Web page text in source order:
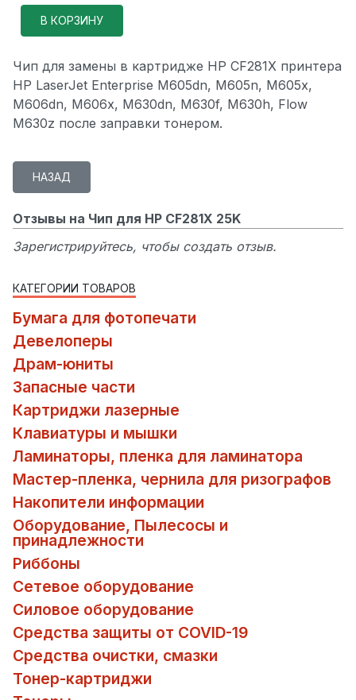
Чип для замены в картридже HP CF281X принтера
HP LaserJet Enterprise M605dn, M605n, M605x,
M606dn, M606x, M630dn, M630f, M630h, Flow
M630z после заправки тонером.
Отзывы на Чип для HP CF281X 25K
Зарегистрируйтесь, чтобы создать отзыв.
КАТЕГОРИИ ТОВАРОВ
Бумага для фотопечати
Девелоперы
Драм-юниты
Запасные части
Картриджи лазерные
Клавиатуры и мышки
Ламинаторы, пленка для ламинатора
Мастер-пленка, чернила для ризографов
Накопители информации
Оборудование, Пылесосы и
принадлежности
Риббоны
Сетевое оборудование
Силовое оборудование
Средства защиты от COVID-19
Средства очистки, смазки
Тонер-картриджи